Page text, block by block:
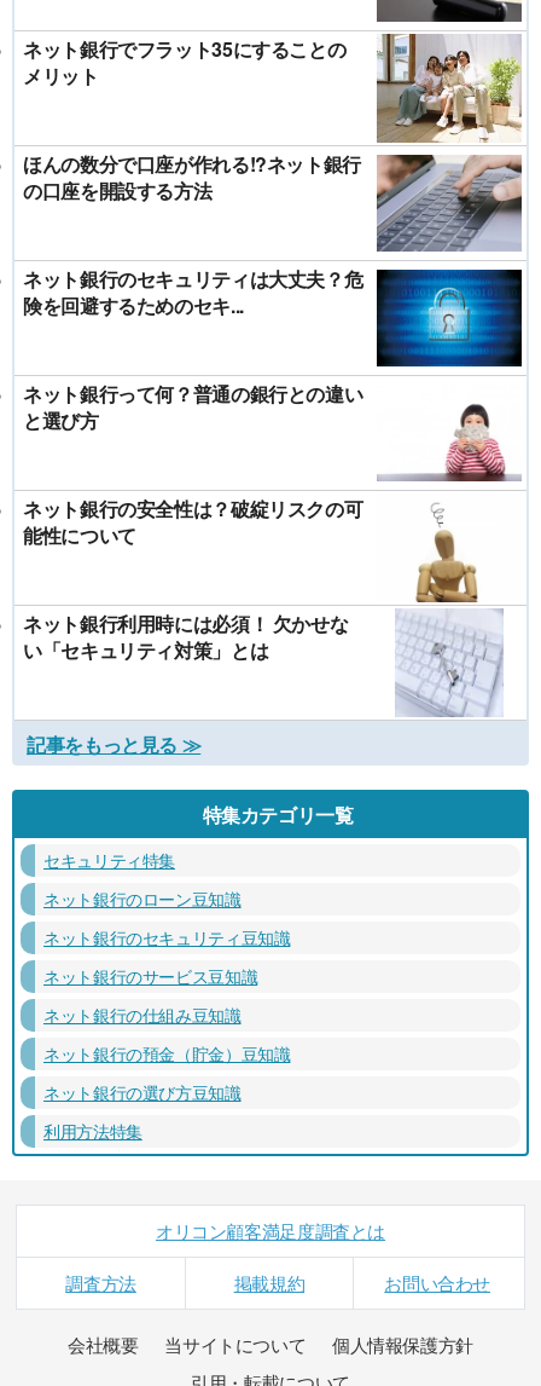
ネット銀行でフラット35にすることの
メリット
ほんの数分で口座が作れる!?ネット銀行
の口座を開設する方法
ネット銀行のセキュリティは大丈夫？危
険を回避するためのセキ...
ネット銀行って何？普通の銀行との違い
と選び方
ネット銀行の安全性は？破綻リスクの可
能性について
ネット銀行利用時には必須！ 欠かせな
い「セキュリティ対策」とは
記事をもっと見る ≫
特集カテゴリ一覧
セキュリティ特集
ネット銀行のローン豆知識
ネット銀行のセキュリティ豆知識
ネット銀行のサービス豆知識
ネット銀行の仕組み豆知識
ネット銀行の預金（貯金）豆知識
ネット銀行の選び方豆知識
利用方法特集
オリコン顧客満足度調査とは
調査方法 掲載規約 お問い合わせ
会社概要 当サイトについて
個人情報保護方針